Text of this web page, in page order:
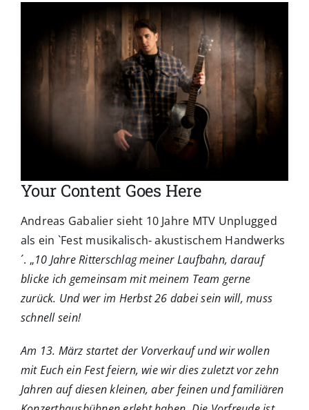
Your Content Goes Here
Andreas Gabalier sieht 10 Jahre MTV Unplugged
als ein `Fest musikalisch- akustischem Handwerks
´. „10 Jahre Ritterschlag meiner Laufbahn, darauf
blicke ich gemeinsam mit meinem Team gerne
zurück. Und wer im Herbst 26 dabei sein will, muss
schnell sein!
Am 13. März startet der Vorverkauf und wir wollen
mit Euch ein Fest feiern, wie wir dies zuletzt vor zehn
Jahren auf diesen kleinen, aber feinen und familiären